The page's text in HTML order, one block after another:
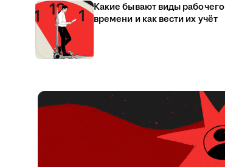
Какие бывают виды рабочего
времени и как вести их учёт